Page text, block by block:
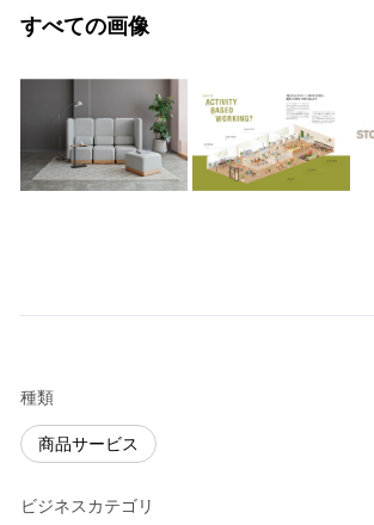
すべての画像
種類
商品サービス
ビジネスカテゴリ